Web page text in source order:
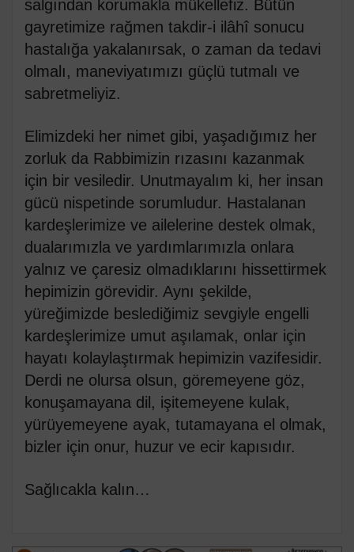
salgından korumakla mükellefiz. Bütün
gayretimize rağmen takdir-i ilâhî sonucu
hastalığa yakalanırsak, o zaman da tedavi
olmalı, maneviyatımızı güçlü tutmalı ve
sabretmeliyiz.
Elimizdeki her nimet gibi, yaşadığımız her
zorluk da Rabbimizin rızasını kazanmak
için bir vesiledir. Unutmayalım ki, her insan
gücü nispetinde sorumludur. Hastalanan
kardeşlerimize ve ailelerine destek olmak,
dualarımızla ve yardımlarımızla onlara
yalnız ve çaresiz olmadıklarını hissettirmek
hepimizin görevidir. Aynı şekilde,
yüreğimizde beslediğimiz sevgiyle engelli
kardeşlerimize umut aşılamak, onlar için
hayatı kolaylaştırmak hepimizin vazifesidir.
Derdi ne olursa olsun, göremeyene göz,
konuşamayana dil, işitemeyene kulak,
yürüyemeyene ayak, tutamayana el olmak,
bizler için onur, huzur ve ecir kapısıdır.
Sağlıcakla kalın…